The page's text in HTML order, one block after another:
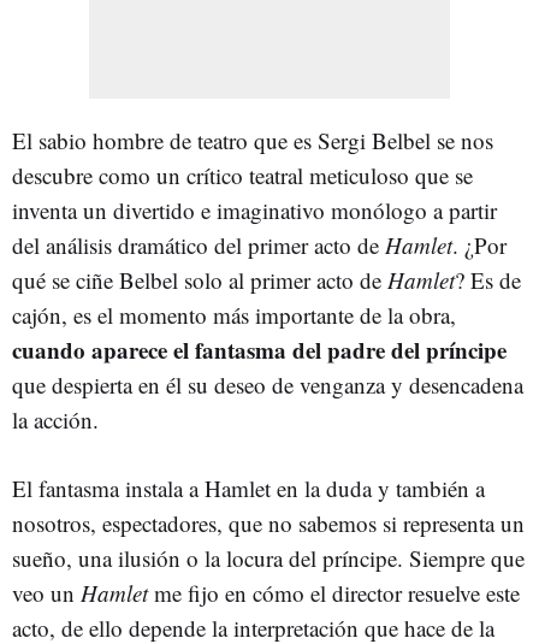
El sabio hombre de teatro que es Sergi Belbel se nos
descubre como un crítico teatral meticuloso que se
inventa un divertido e imaginativo monólogo a partir
del análisis dramático del primer acto de Hamlet. ¿Por
qué se ciñe Belbel solo al primer acto de Hamlet? Es de
cajón, es el momento más importante de la obra,
cuando aparece el fantasma del padre del príncipe
que despierta en él su deseo de venganza y desencadena
la acción.
El fantasma instala a Hamlet en la duda y también a
nosotros, espectadores, que no sabemos si representa un
sueño, una ilusión o la locura del príncipe. Siempre que
veo un Hamletme fijo en cómo el director resuelve este
acto, de ello depende la interpretación que hace de la